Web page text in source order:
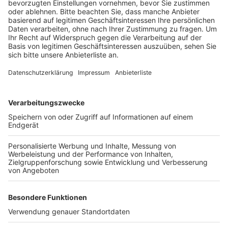
auf die A3 in Richtung Frankfurt gesperrt.
Veröffentlicht:Freitag, 28.01.2022 18:18
Anzeige
gekennzeichnet. Der Grund für die Maßnahme ist die
Autobahnkreuz Leverkusen.
Anzeige